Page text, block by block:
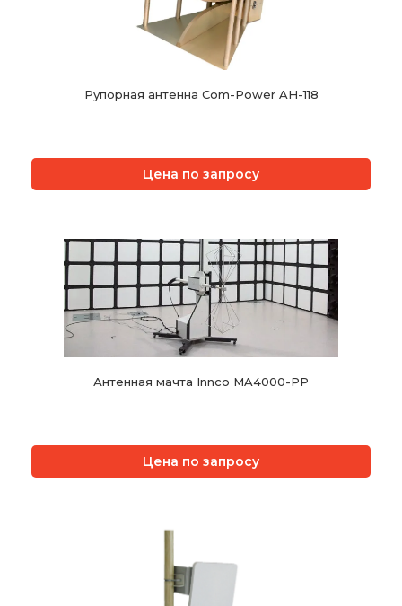
Рупорная антенна Com-Power AH-118
Цена по запросу
Антенная мачта Innco MA4000-PP
Цена по запросу